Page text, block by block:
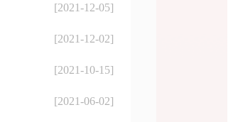
[2021-12-05]
[2021-12-02]
[2021-10-15]
[2021-06-02]